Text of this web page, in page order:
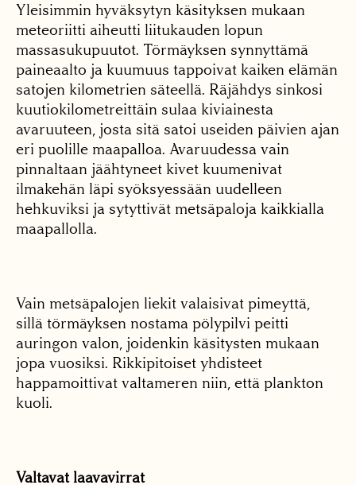
Yleisimmin hyväksytyn käsityksen mukaan
meteoriitti aiheutti liitukauden lopun
massasukupuutot. Törmäyksen synnyttämä
paineaalto ja kuumuus tappoivat kaiken elämän
satojen kilometrien säteellä. Räjähdys sinkosi
kuutiokilometreittäin sulaa kiviainesta
avaruuteen, josta sitä satoi useiden päivien ajan
eri puolille maapalloa. Avaruudessa vain
pinnaltaan jäähtyneet kivet kuumenivat
ilmakehän läpi syöksyessään uudelleen
hehkuviksi ja sytyttivät metsäpaloja kaikkialla
maapallolla.
Vain metsäpalojen liekit valaisivat pimeyttä,
sillä törmäyksen nostama pölypilvi peitti
auringon valon, joidenkin käsitysten mukaan
jopa vuosiksi. Rikkipitoiset yhdisteet
happamoittivat valtameren niin, että plankton
kuoli.
Valtavat laavavirrat